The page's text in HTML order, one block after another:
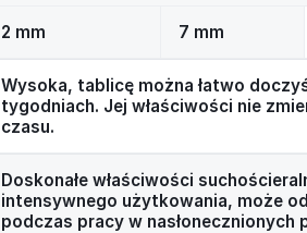
2 mm 7 mm
Wysoka, tablicę można łatwo
tygodniach. Jej właściwości nie
czasu.
Doskonałe właściwości
intensywnego użytkowania, może
podczas pracy w nasłonecznionych